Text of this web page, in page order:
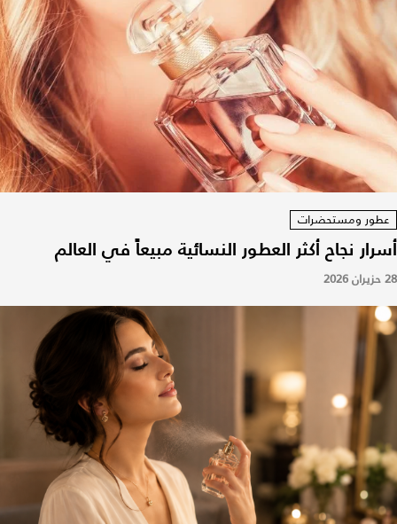
عطور ومستحضرات
أسرار نجاح أكثر العطور النسائية مبيعاً في العالم
28 حزيران 2026